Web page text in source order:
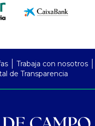
Trabaja con nosotros
de Transparencia